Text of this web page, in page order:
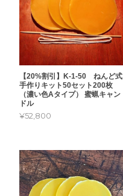
【20%割引】K-1-50 ねんど式
手作りキット50セット200枚
（濃い色Aタイプ） 蜜蝋キャン
ドル
¥52,800